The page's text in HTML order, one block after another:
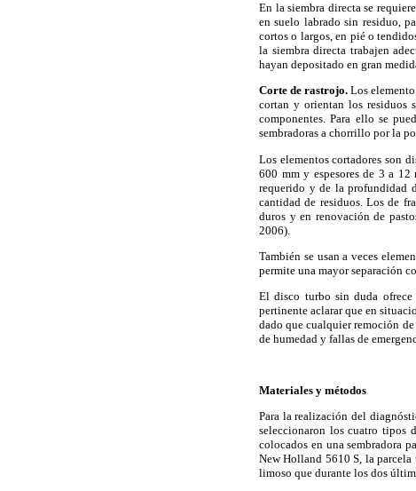
En la siembra directa se
en suelo labrado sin residuo,
cortos o largos, en pié o
la siembra directa trabajen
hayan depositado en gran
Corte de rastrojo. Los
cortan y orientan los residuos
componentes. Para ello se
sembradoras a chorrillo por la
Los elementos cortadores son
600 mm y espesores de 3 a
requerido y de la profundidad
cantidad de residuos. Los de
duros y en renovación de
2006).
También se usan a veces
permite una mayor separación
El disco turbo sin duda ofrece
pertinente aclarar que en
dado que cualquier remoción
de humedad y fallas de
Materiales y métodos
Para la realización del
seleccionaron los cuatro tipos
colocados en una sembradora
New Holland 5610 S, la
limoso que durante los dos